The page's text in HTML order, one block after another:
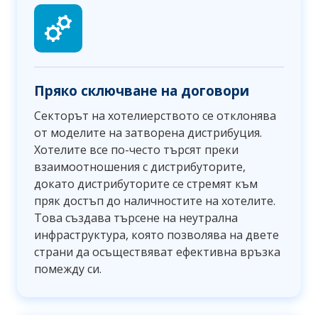
Пряко сключване на договори
Секторът на хотелиерството се отклонява
от моделите на затворена дистрибуция.
Хотелите все по-често търсят преки
взаимоотношения с дистрибуторите,
докато дистрибуторите се стремят към
пряк достъп до наличностите на хотелите.
Това създава търсене на неутрална
инфраструктура, която позволява на двете
страни да осъществяват ефективна връзка
помежду си.